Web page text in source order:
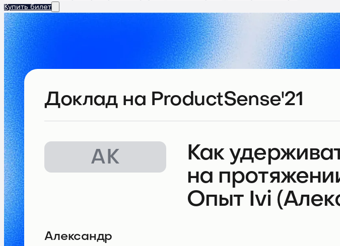
Купить билет
Доклад на ProductSense'21
АК
Как
на
Опыт Ivi
Александр